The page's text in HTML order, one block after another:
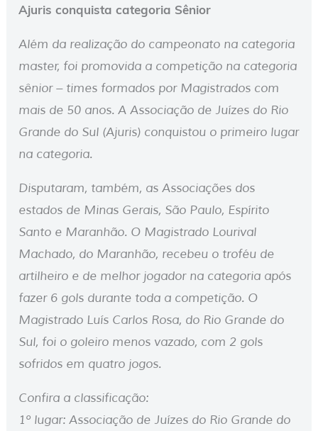
Ajuris conquista categoria Sênior
Além da realização do campeonato na categoria
master, foi promovida a competição na categoria
sênior – times formados por Magistrados com
mais de 50 anos. A Associação de Juízes do Rio
Grande do Sul (Ajuris) conquistou o primeiro lugar
na categoria.
Disputaram, também, as Associações dos
estados de Minas Gerais, São Paulo, Espírito
Santo e Maranhão. O Magistrado Lourival
Machado, do Maranhão, recebeu o troféu de
artilheiro e de melhor jogador na categoria após
fazer 6 gols durante toda a competição. O
Magistrado Luís Carlos Rosa, do Rio Grande do
Sul, foi o goleiro menos vazado, com 2 gols
sofridos em quatro jogos.
Confira a classificação:
1º lugar: Associação de Juízes do Rio Grande do